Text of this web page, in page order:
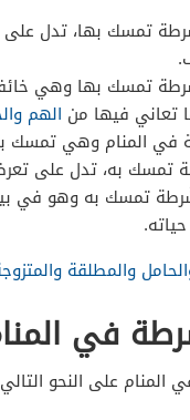
تمسك بها، تدل على
تمسك بها وهي
تعاني فيها من الهم
في المنام وهي تمسك
تمسك به، تدل على
تمسك به وهو في
والمطلقة
في
على النحو